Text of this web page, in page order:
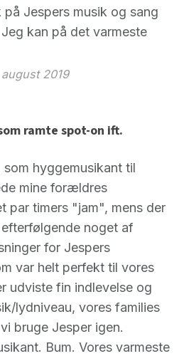
Jespers musik og sang
kan på det varmeste
2019
ramte spot-on ift.
hyggemusikant til
mine forældres
par timers "jam", mens der
noget af
for Jespers
var helt perfekt til vores
udviste fin indlevelse og
lydniveau, vores families
bruge Jesper igen.
Bum. Vores varmeste